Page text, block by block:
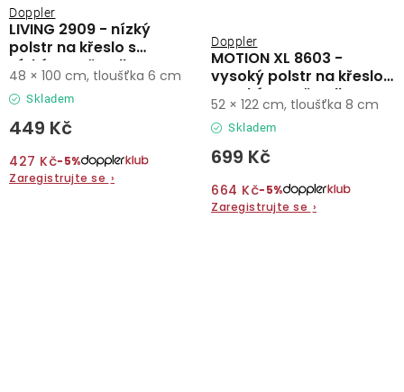
LIVING 2909 - nízký
polstr na křeslo s
nízkým opěradlem
Doppler
Skladem
449 Kč
427 Kč−5%
Zaregistrujte se ›
48 × 100 cm, tloušťka 6 cm
MOTION XL 8603 -
vysoký polstr na křeslo s
vysokým opěradlem
Doppler
Skladem
699 Kč
664 Kč−5%
Zaregistrujte se ›
52 × 122 cm, tloušťka 8 cm